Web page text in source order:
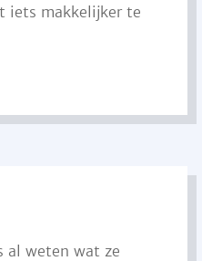
iets makkelijker te
al weten wat ze